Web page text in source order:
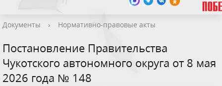
Документы › Нормативно-правовые акты
Постановление Правительства
Чукотского автономного округа от 8 мая
2026 года № 148